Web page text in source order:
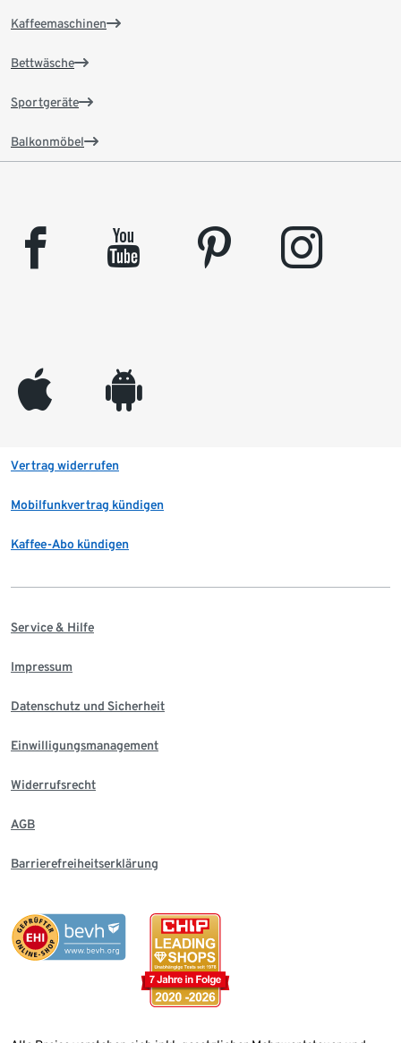
Kaffeemaschinen
Bettwäsche
Sportgeräte
Balkonmöbel
facebook youtube pinterest instagram
appleinc android
Vertrag widerrufen
Mobilfunkvertrag kündigen
Kaffee-Abo kündigen
Service & Hilfe
Impressum
Datenschutz und Sicherheit
Einwilligungsmanagement
Widerrufsrecht
AGB
Barrierefreiheitserklärung